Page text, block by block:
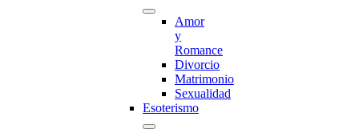
Amor
y
Romance
Divorcio
Matrimonio
Sexualidad
Esoterismo